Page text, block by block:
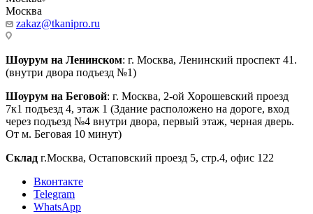
Москва
zakaz@tkanipro.ru
Шоурум на Ленинском: г. Москва, Ленинский проспект 41.
(внутри двора подъезд №1)
Шоурум на Беговой: г. Москва, 2-ой Хорошевский проезд
7к1 подъезд 4, этаж 1 (Здание расположено на дороге, вход
через подъезд №4 внутри двора, первый этаж, черная дверь.
От м. Беговая 10 минут)
Склад г.Москва, Остаповский проезд 5, стр.4, офис 122
Вконтакте
Telegram
WhatsApp